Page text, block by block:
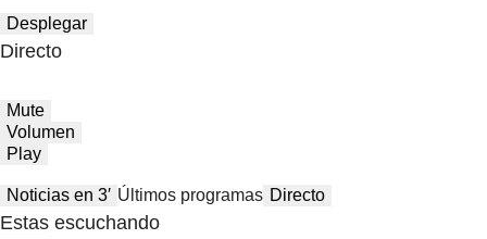
Desplegar
Directo
Mute
Volumen
Play
Noticias en 3′ Últimos programas Directo
Estas escuchando